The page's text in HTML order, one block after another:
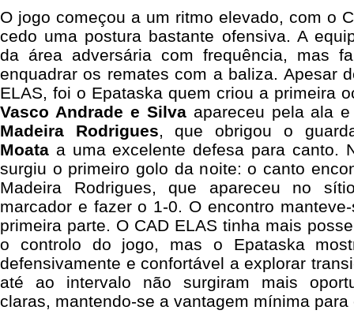
O jogo começou a um ritmo elevado, com o
cedo uma postura bastante ofensiva. A
da área adversária com frequência, mas
enquadrar os remates com a baliza. Apesar
ELAS, foi o Epataska quem criou a primeira
Vasco Andrade e Silva apareceu pela ala
Madeira Rodrigues, que obrigou o
Moata a uma excelente defesa para canto.
surgiu o primeiro golo da noite: o canto
Madeira Rodrigues, que apareceu no
marcador e fazer o 1-0. O encontro
primeira parte. O CAD ELAS tinha mais
o controlo do jogo, mas o Epataska
defensivamente e confortável a explorar
até ao intervalo não surgiram mais
claras, mantendo-se a vantagem mínima para